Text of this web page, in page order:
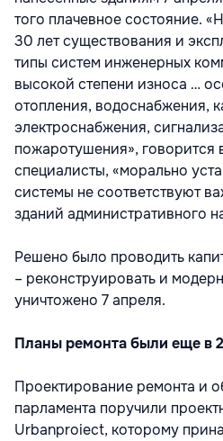
того плачевное состояние.
30 лет существования и
типы систем инженерных
высокой степени износа …
отопления, водоснабжения,
электроснабжения,
пожаротушения», говорится
специалисты, «морально
системы не соответствуют
зданий административного
Решено было проводить
– реконструировать и
уничтожено 7 апреля.
Планы ремонта были еще в
Проектирование ремонта и
парламента поручили
Urbanproiect, которому